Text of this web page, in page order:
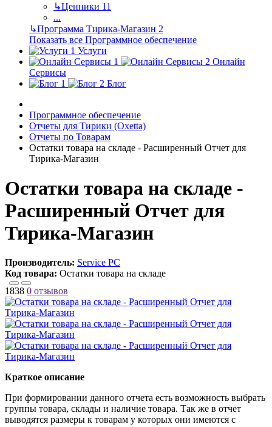
↳Ценники 11
...
↳Программа Тирика-Магазин 2
Показать все Программное обеспечение
Услуги
Онлайн
Сервисы
Блог
Программное обеспечение
Отчеты для Тирики (Oxetta)
Отчеты по Товарам
Остатки товара на складе - Расширенный Отчет для
Тирика-Магазин
Остатки товара на складе -
Расширенный Отчет для
Тирика-Магазин
Производитель: Service PC
Код товара: Остатки товара на складе
1838 0 отзывов
Краткое описание
При формировании данного отчета есть возможность выбрать
группы товара, склады и наличие товара. Так же в отчет
выводятся размеры к товарам у которых они имеются с